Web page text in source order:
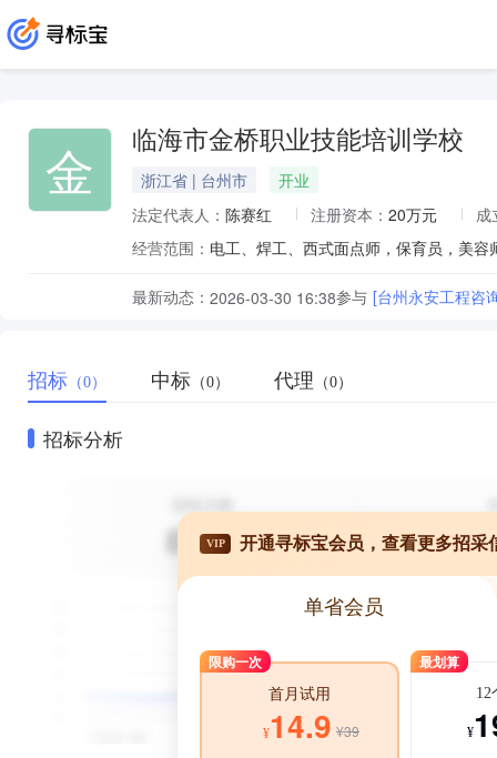
金 临海市金桥职业技能培训学校
浙江省 | 台州市
开业
法定代表人： 陈赛红 注册资本： 20万元
成
经营范围：
最新动态： 2026-03-30 16:38参与 [台州永安工程咨
招标 （0） 中标 （0） 代理 （0）
招标分析
VIP 开通寻标宝会员，查看更多招采
单省会员
限购一次
首月试用
¥14.9 ¥39
最划算
12
¥